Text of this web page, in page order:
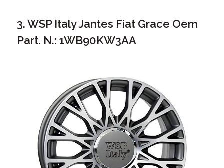
3. WSP Italy Jantes Fiat Grace Oem
Part. N.: 1WB90KW3AA